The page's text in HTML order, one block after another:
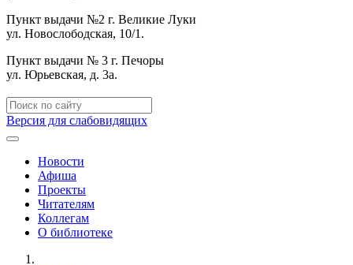
Пункт выдачи №2 г. Великие Луки
ул. Новослободская, 10/1.
Пункт выдачи № 3 г. Печоры
ул. Юрьевская, д. 3а.
Версия для слабовидящих
Новости
Афиша
Проекты
Читателям
Коллегам
О библиотеке